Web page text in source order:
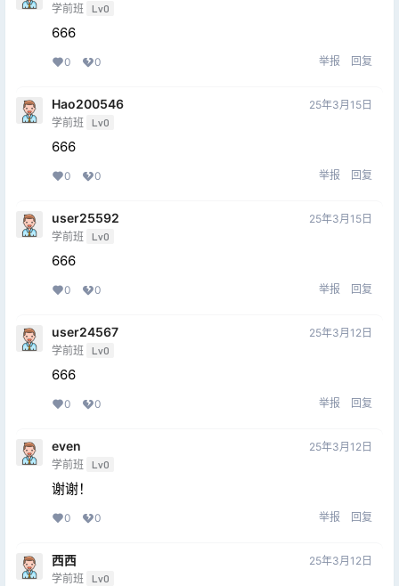
学前班 Lv0
666
0 0 举报 回复
Hao200546
学前班 Lv0
25年3月15日
666
0 0 举报 回复
user25592
学前班 Lv0
25年3月15日
666
0 0 举报 回复
user24567
学前班 Lv0
25年3月12日
666
0 0 举报 回复
even
学前班 Lv0
25年3月12日
谢谢！
0 0 举报 回复
西西
学前班 Lv0
25年3月12日